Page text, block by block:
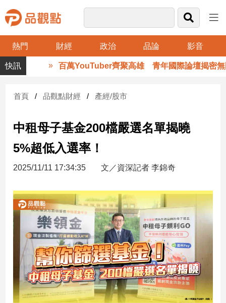
熱門 財經 政治 品論 影音
品
觀
財
台
財
新
產
經/
地
產
百萬YouTuber齊聚高雄 青年國際論壇揭密無國
首頁 品觀點財經 產經/股市
中租母子基金200檔嚴選名單揭曉
5%超低入選率！
2025/11/11 17:34:35 文／資深記者 李錦奇